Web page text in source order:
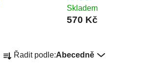
Skladem
570 Kč
a
Řadit podle:Abecedně